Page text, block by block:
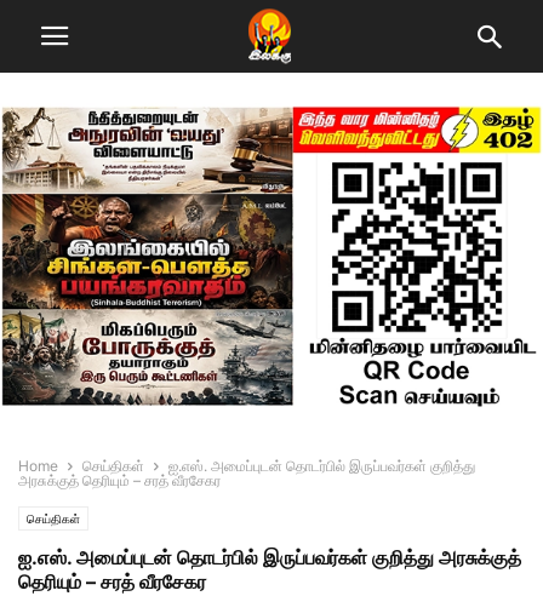
Home செய்திகள்
ஐ.எஸ். அமைப்புடன் தொடர்பில் இருப்பவர்கள் குறித்து
அரசுக்குத் தெரியும் – சரத் வீரசேகர
செய்திகள்
ஐ.எஸ். அமைப்புடன் தொடர்பில் இருப்பவர்கள் குறித்து அரசுக்குத்
தெரியும் – சரத் வீரசேகர